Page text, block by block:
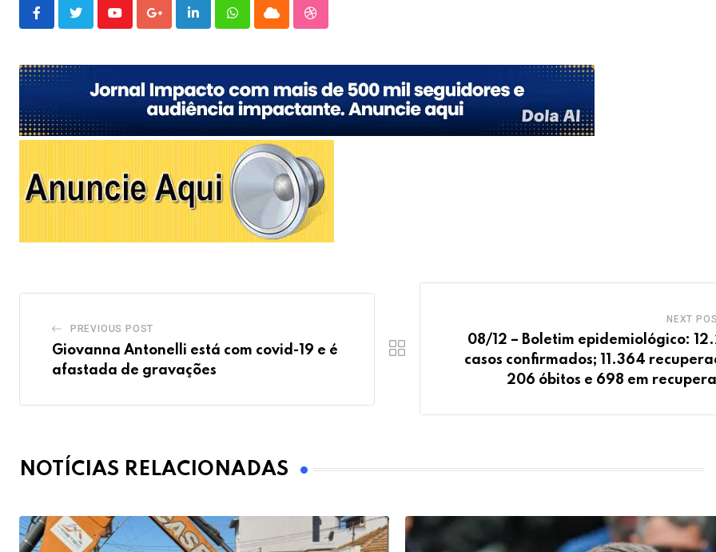
YoutubeGoogle+LinkedInWhatsappCloud StumbleUpon
PREVIOUS POST
Giovanna Antonelli está com covid-19 e é
afastada de gravações
NEXT
08/12 – Boletim epidemiológico:
casos confirmados; 11.364
206 óbitos e 698 em
NOTÍCIAS RELACIONADAS